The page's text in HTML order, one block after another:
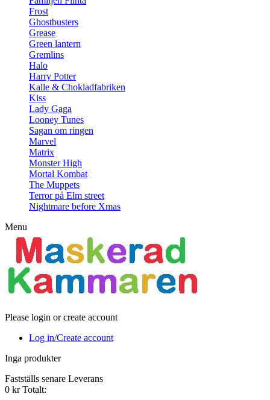
Frost
Ghostbusters
Grease
Green lantern
Gremlins
Halo
Harry Potter
Kalle & Chokladfabriken
Kiss
Lady Gaga
Looney Tunes
Sagan om ringen
Marvel
Matrix
Monster High
Mortal Kombat
The Muppets
Terror på Elm street
Nightmare before Xmas
Menu
Please login or create account
Log in/Create account
Inga produkter
Fastställs senare Leverans
0 kr Totalt: